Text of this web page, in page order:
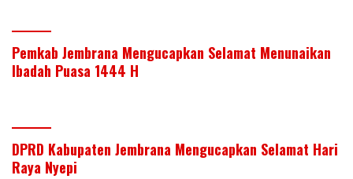
Pemkab Jembrana Mengucapkan Selamat Menunaikan
Ibadah Puasa 1444 H
DPRD Kabupaten Jembrana Mengucapkan Selamat Hari
Raya Nyepi